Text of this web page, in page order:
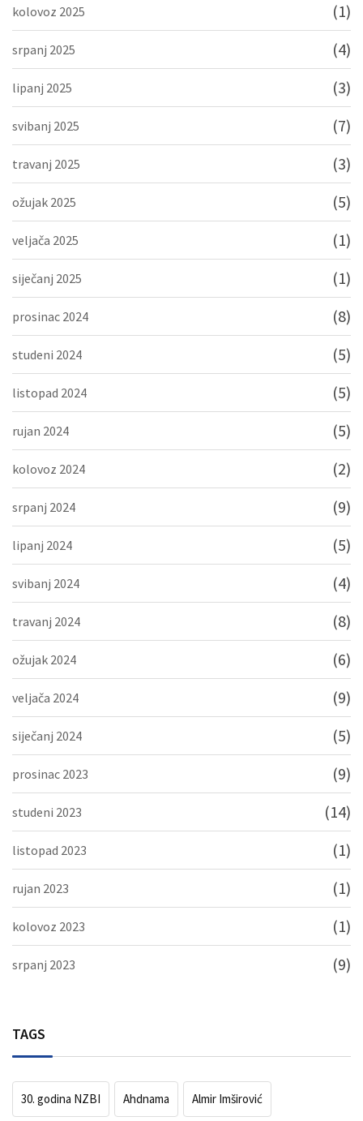
kolovoz 2025 (1)
srpanj 2025 (4)
lipanj 2025 (3)
svibanj 2025 (7)
travanj 2025 (3)
ožujak 2025 (5)
veljača 2025 (1)
siječanj 2025 (1)
prosinac 2024 (8)
studeni 2024 (5)
listopad 2024 (5)
rujan 2024 (5)
kolovoz 2024 (2)
srpanj 2024 (9)
lipanj 2024 (5)
svibanj 2024 (4)
travanj 2024 (8)
ožujak 2024 (6)
veljača 2024 (9)
siječanj 2024 (5)
prosinac 2023 (9)
studeni 2023 (14)
listopad 2023 (1)
rujan 2023 (1)
kolovoz 2023 (1)
srpanj 2023 (9)
TAGS
30. godina NZBI Ahdnama Almir Imširović